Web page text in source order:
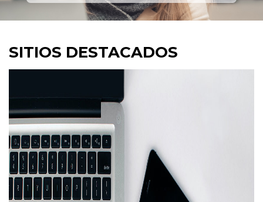
SITIOS DESTACADOS